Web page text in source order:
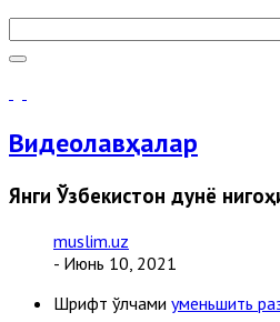
Видеолавҳалар
Янги Ўзбекистон дунё
muslim.uz
- Июнь 10, 2021
Шрифт ўлчами уменьшить